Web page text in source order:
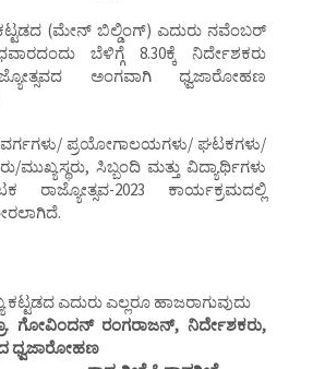
(ಮೇನ್ ಬಿಲ್ಡಿಂಗ್) ಎದುರು ನವೆಂಬರ್
ಬೆಳಿಗ್ಗೆ 8.30ಕ್ಕೆ ನಿರ್ದೇಶಕರು
ಅಂಗವಾಗಿ ಧ್ವಜಾರೋಹಣ
ವರ್ಗಗಳು/ ಪ್ರಯೋಗಾಲಯಗಳು/ ಘಟಕಗಳು/
ಮುಖ್ಯಸ್ಥರು, ಸಿಬ್ಬಂದಿ ಮತ್ತು ವಿದ್ಯಾರ್ಥಿಗಳು
ರಾಜ್ಯೋತ್ಸವ-2023 ಕಾರ್ಯಕ್ರಮದಲ್ಲಿ
ಕಟ್ಟಡದ ಎದುರು ಎಲ್ಲರೂ ಹಾಜರಾಗುವುದು
ಗೋವಿಂದನ್ ರಂಗರಾಜನ್, ನಿರ್ದೇಶಕರು,
ಧ್ವಜಾರೋಹಣ